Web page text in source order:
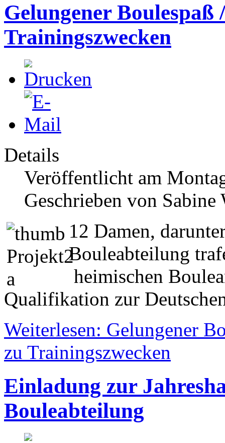
Gelungener
Trainingszwecken
Details
Veröffentlicht am
Geschrieben von Sabine
12 Damen,
Bouleabteilung
heimischen
Qualifikation zur
Weiterlesen: Gelungener
zu Trainingszwecken
Einladung zur
Bouleabteilung